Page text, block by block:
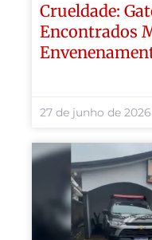
Crueldade:
Encontrados
27 de junho de 2026